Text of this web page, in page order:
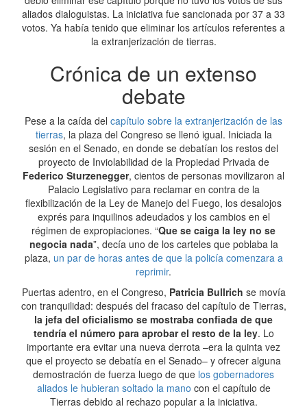
aliados dialoguistas. La iniciativa fue sancionada por 37 a 33
votos. Ya había tenido que eliminar los artículos referentes a
la extranjerización de tierras.
Crónica de un extenso
debate
Pese a la caída del capítulo sobre la extranjerización de las
tierras, la plaza del Congreso se llenó igual. Iniciada la
sesión en el Senado, en donde se debatían los restos del
proyecto de Inviolabilidad de la Propiedad Privada de
Federico Sturzenegger, cientos de personas movilizaron al
Palacio Legislativo para reclamar en contra de la
flexibilización de la Ley de Manejo del Fuego, los desalojos
exprés para inquilinos adeudados y los cambios en el
régimen de expropiaciones. “Que se caiga la ley no se
negocia nada”, decía uno de los carteles que poblaba la
plaza, un par de horas antes de que la policía comenzara a
reprimir.
Puertas adentro, en el Congreso, Patricia Bullrich se movía
con tranquilidad: después del fracaso del capítulo de Tierras,
la jefa del oficialismo se mostraba confiada de que
tendría el número para aprobar el resto de la ley. Lo
importante era evitar una nueva derrota –era la quinta vez
que el proyecto se debatía en el Senado– y ofrecer alguna
demostración de fuerza luego de que los gobernadores
aliados le hubieran soltado la mano con el capítulo de
Tierras debido al rechazo popular a la iniciativa.